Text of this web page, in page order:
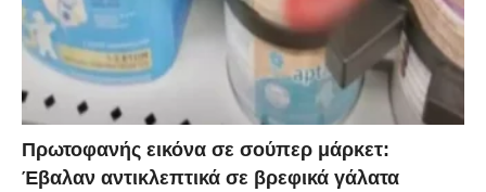
Πρωτοφανής εικόνα σε σούπερ μάρκετ:
Έβαλαν αντικλεπτικά σε βρεφικά γάλατα